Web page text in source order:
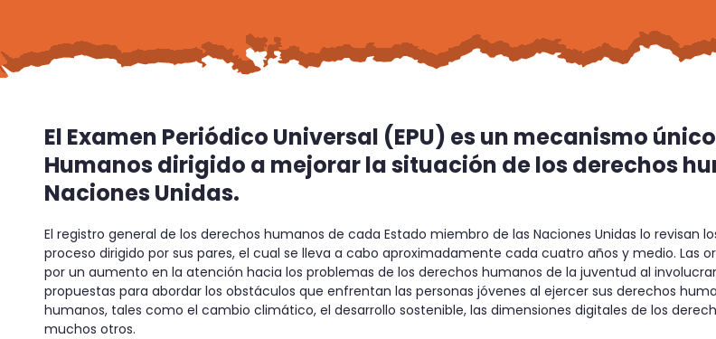
El Examen Periódico Universal (EPU) es un mecanismo
Humanos dirigido a mejorar la situación de los derechos
Naciones Unidas.
El registro general de los derechos humanos de cada Estado miembro de las Naciones Unidas lo revisan
proceso dirigido por sus pares, el cual se lleva a cabo aproximadamente cada cuatro años y medio. Las
por un aumento en la atención hacia los problemas de los derechos humanos de la juventud al
propuestas para abordar los obstáculos que enfrentan las personas jóvenes al ejercer sus derechos
humanos, tales como el cambio climático, el desarrollo sostenible, las dimensiones digitales de los
muchos otros.